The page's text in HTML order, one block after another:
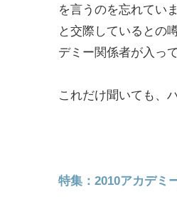
を言うのを忘れてい
と交際しているとの
デミー関係者が入っ
これだけ聞いても、
特集：2010アカデミ